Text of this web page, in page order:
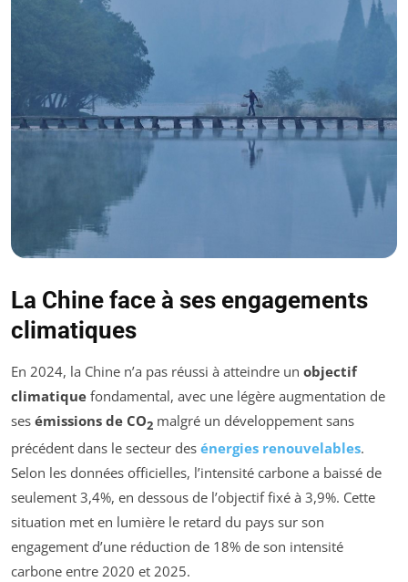
La Chine face à ses engagements
climatiques
En 2024, la Chine n’a pas réussi à atteindre un objectif
climatique fondamental, avec une légère augmentation de
ses émissions de CO2 malgré un développement sans
précédent dans le secteur des énergies renouvelables.
Selon les données officielles, l’intensité carbone a baissé de
seulement 3,4%, en dessous de l’objectif fixé à 3,9%. Cette
situation met en lumière le retard du pays sur son
engagement d’une réduction de 18% de son intensité
carbone entre 2020 et 2025.